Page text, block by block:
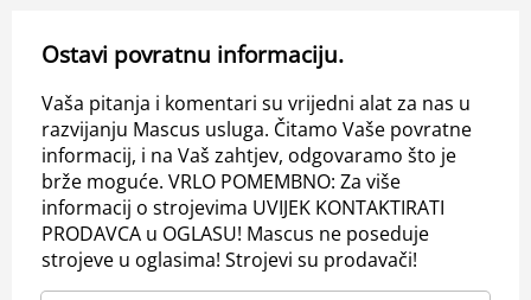
Ostavi povratnu informaciju.
Vaša pitanja i komentari su vrijedni alat za nas u
razvijanju Mascus usluga. Čitamo Vaše povratne
informacij, i na Vaš zahtjev, odgovaramo što je
brže moguće. VRLO POMEMBNO: Za više
informacij o strojevima UVIJEK KONTAKTIRATI
PRODAVCA u OGLASU! Mascus ne poseduje
strojeve u oglasima! Strojevi su prodavači!